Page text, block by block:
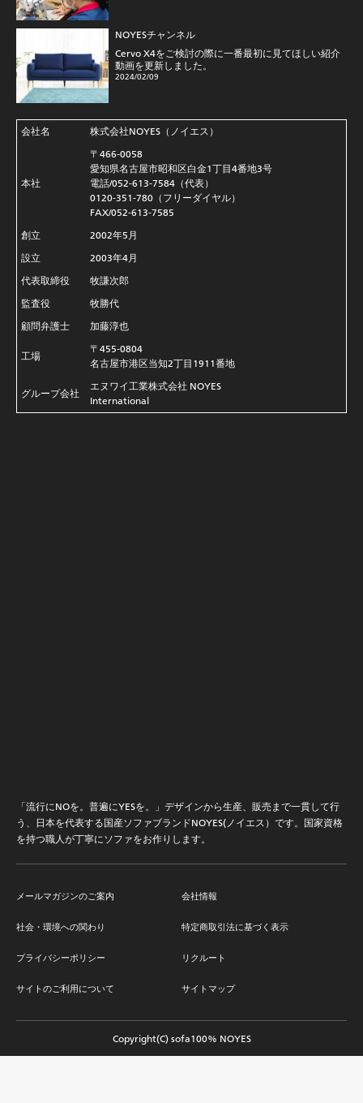
NOYESチャンネル
Cervo X4をご検討の際に一番最初に見てほしい紹介
動画を更新しました。
2024/02/09
会社名 株式会社NOYES（ノイエス）
本社
〒466-0058
愛知県名古屋市昭和区白金1丁目4番地3号
電話/052-613-7584（代表）
0120-351-780（フリーダイヤル）
FAX/052-613-7585
創立
2002年5月
設立
2003年4月
代表取締役
牧謙次郎
監査役
牧勝代
顧問弁護士
加藤淳也
工場
〒455-0804
名古屋市港区当知2丁目1911番地
グループ会社
エヌワイ工業株式会社 NOYES
International
「流行にNOを。普遍にYESを。」デザインから生産、販売まで一貫して行
う、日本を代表する国産ソファブランドNOYES(ノイエス）です。国家資格
を持つ職人が丁寧にソファをお作りします。
メールマガジンのご案内
社会・環境への関わり
プライバシーポリシー
サイトのご利用について
会社情報
特定商取引法に基づく表示
リクルート
サイトマップ
Copyright(C) sofa100% NOYES